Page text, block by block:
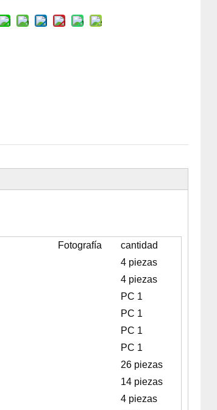
accesorios de escenarioCaja de embalaje para eventos
Fotografía
cantidad
4 piezas
4 piezas
PC 1
PC 1
PC 1
PC 1
26 piezas
14 piezas
4 piezas